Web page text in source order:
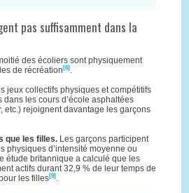
pas suffisamment dans la
des écoliers sont physiquement
de récréation[6].
jeux collectifs physiques et compétitifs
les cours d’école asphaltées
etc.) rejoignent davantage les garçons
que les filles.Les garçons participent
physiques d’intensité moyenne ou
étude britannique a calculé que les
actifs durant 32,9 % de leur temps de
les filles[9].